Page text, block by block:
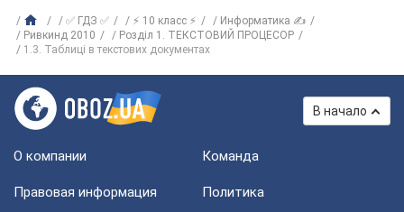
✅ ГДЗ ✅ ⚡ 10 класс ⚡
Информатика ✍
Ривкинд 2010
Розділ 1. ТЕКСТОВИЙ ПРОЦЕСОР
1.3. Таблиці в текстових документах
В начало
О компании Команда
Правовая информация
Политика